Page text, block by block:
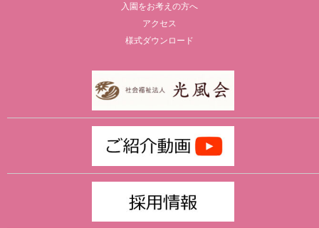
入園をお考えの方へ
アクセス
様式ダウンロード